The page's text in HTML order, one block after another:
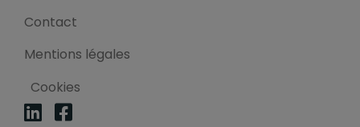
Contact
Mentions légales
Cookies